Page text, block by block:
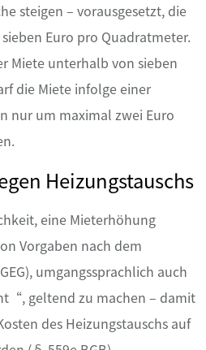
steigen – vorausgesetzt, die
Euro pro Quadratmeter.
Miete unterhalb von sieben
die Miete infolge einer
nur um maximal zwei Euro
Heizungstauschs
eine Mieterhöhung
Vorgaben nach dem
umgangssprachlich auch
geltend zu machen – damit
des Heizungstauschs auf